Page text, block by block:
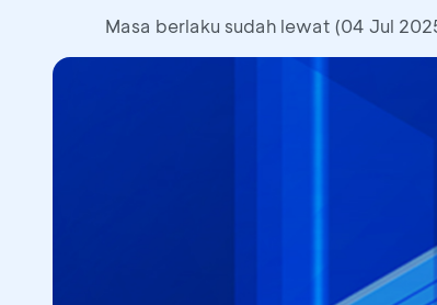
Masa berlaku sudah lewat (04 Jul